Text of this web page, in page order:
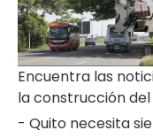
Encuentra las
la construcción
- Quito necesita